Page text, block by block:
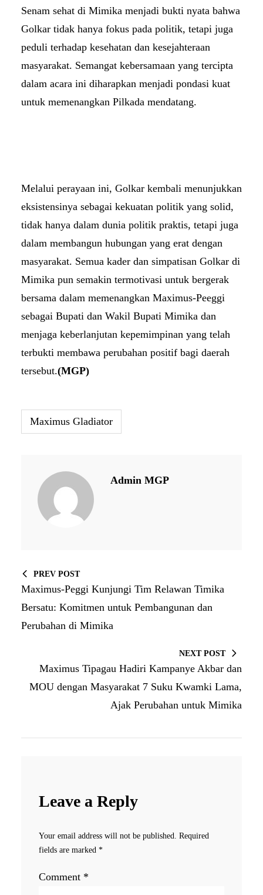
Senam sehat di Mimika menjadi bukti nyata bahwa
Golkar tidak hanya fokus pada politik, tetapi juga
peduli terhadap kesehatan dan kesejahteraan
masyarakat. Semangat kebersamaan yang tercipta
dalam acara ini diharapkan menjadi pondasi kuat
untuk memenangkan Pilkada mendatang.
Melalui perayaan ini, Golkar kembali menunjukkan
eksistensinya sebagai kekuatan politik yang solid,
tidak hanya dalam dunia politik praktis, tetapi juga
dalam membangun hubungan yang erat dengan
masyarakat. Semua kader dan simpatisan Golkar di
Mimika pun semakin termotivasi untuk bergerak
bersama dalam memenangkan Maximus-Peeggi
sebagai Bupati dan Wakil Bupati Mimika dan
menjaga keberlanjutan kepemimpinan yang telah
terbukti membawa perubahan positif bagi daerah
tersebut.(MGP)
Maximus Gladiator
Admin MGP
PREV POST
Maximus-Peggi Kunjungi Tim Relawan Timika
Bersatu: Komitmen untuk Pembangunan dan
Perubahan di Mimika
NEXT POST
Maximus Tipagau Hadiri Kampanye Akbar dan
MOU dengan Masyarakat 7 Suku Kwamki Lama,
Ajak Perubahan untuk Mimika
Leave a Reply
Your email address will not be published.
Required
fields are marked *
Comment *